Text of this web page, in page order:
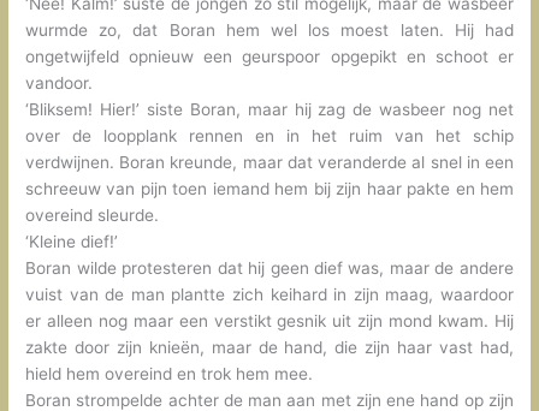
wurmde zo, dat Boran hem wel los moest laten. Hij had
ongetwijfeld opnieuw een geurspoor opgepikt en schoot er
vandoor.
‘Bliksem! Hier!’ siste Boran, maar hij zag de wasbeer nog net
over de loopplank rennen en in het ruim van het schip
verdwijnen. Boran kreunde, maar dat veranderde al snel in een
schreeuw van pijn toen iemand hem bij zijn haar pakte en hem
overeind sleurde.
‘Kleine dief!’
Boran wilde protesteren dat hij geen dief was, maar de andere
vuist van de man plantte zich keihard in zijn maag, waardoor
er alleen nog maar een verstikt gesnik uit zijn mond kwam. Hij
zakte door zijn knieën, maar de hand, die zijn haar vast had,
hield hem overeind en trok hem mee.
Boran strompelde achter de man aan met zijn ene hand op zijn